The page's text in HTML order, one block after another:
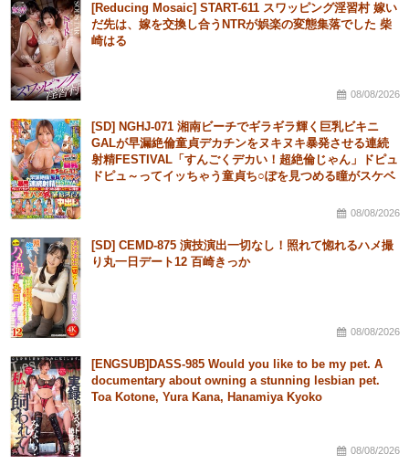
[Reducing Mosaic] START-611 スワッピング淫習村 嫁い
だ先は、嫁を交換し合うNTRが娯楽の変態集落でした 柴
崎はる
08/08/2026
[SD] NGHJ-071 湘南ビーチでギラギラ輝く巨乳ビキニ
GALが早漏絶倫童貞デカチンをヌキヌキ暴発させる連続
射精FESTIVAL「すんごくデカい！超絶倫じゃん」ドピュ
ドピュ～ってイッちゃう童貞ち○ぽを見つめる瞳がスケベ
08/08/2026
[SD] CEMD-875 演技演出一切なし！照れて惚れるハメ撮
り丸一日デート12 百崎きっか
08/08/2026
[ENGSUB]DASS-985 Would you like to be my pet. A
documentary about owning a stunning lesbian pet.
Toa Kotone, Yura Kana, Hanamiya Kyoko
08/08/2026